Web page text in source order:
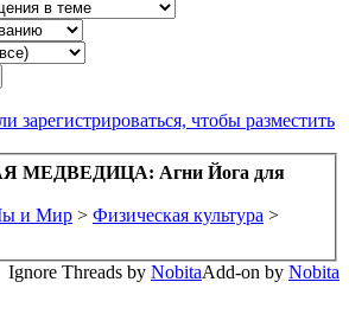
чтобы разместить
МЕДВЕДИЦА: Агни Йога для
и Мир > Физическая культура >
Add-on by Nobita
Ignore Threads by Nobita